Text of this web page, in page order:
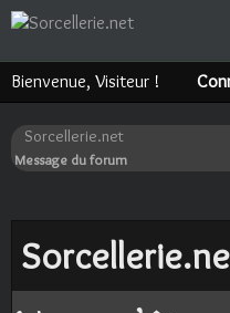
Bienvenue, Visiteur !
Sorcellerie.net
Message du forum